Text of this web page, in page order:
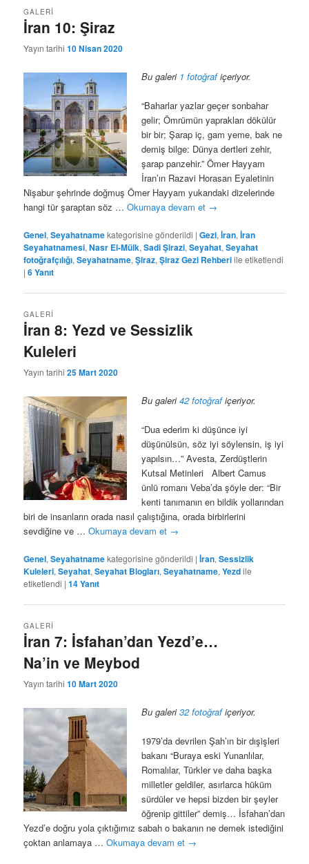
İran 10: Şiraz
GALERI
Yayın tarihi10 Nisan 2020
Bu galeri 1 fotoğrafiçeriyor.
“Baharlar yazlar geçer sonbahar
gelir; Ömrümün yaprakları dökülür
bir bir; Şarap iç, gam yeme, bak ne
demiş bilge: Dünya dertleri zehir,
şarap panzehir.” Ömer Hayyam
İran’ın Razavi Horasan Eyaletinin
Nişabur şehrinde doğmuş Ömer Hayyam yukarıdaki dizelerinde
hangi tür şaraptan söz …Okumaya devam et →
Genel,Seyahatnamekategorisine gönderildi |Gezi,İran,İran
Seyahatnamesi,Nasr El-Mülk,Sadi Şirazi,Seyahat,Seyahat
fotoğrafçılığı,Seyahatname,Şiraz,Şiraz Gezi Rehberiile etiketlendi
|6Yanıt
İran 8: Yezd ve Sessizlik
Kuleleri
GALERI
Yayın tarihi25 Mart 2020
Bu galeri42 fotoğrafiçeriyor.
“Dua ederim ki düşünce iyi
düşünülsün, söz iyi söylensin, iş iyi
yapılsın…” Avesta, Zerdüştlerin
Kutsal Metinleri Albert Camus
ünlü romanı Veba’da şöyle der: “Bir
kenti tanımanın en bildik yollarından
biri de insanların orada nasıl çalıştığına, orada birbirlerini
sevdiğine ve …Okumaya devam et →
Genel,Seyahatnamekategorisine gönderildi |İran,Sessizlik
Kuleleri,Seyahat,Seyahat Blogları,Seyahatname,Yezdile
etiketlendi |14Yanıt
İran 7: İsfahan’dan Yezd’e…
Na’in ve Meybod
GALERI
Yayın tarihi10 Mart 2020
Bu galeri32 fotoğrafiçeriyor.
1979’da devrilen Şah’ın bir dışişleri
bakanı “Buraya eski Yunanlılar,
Romalılar, Türkler ve daha başka
milletler geldiler, asırlarca hüküm
sürdüler ve hepsi bizden bir şeyler
öğrenip gittiler” demiş… İsfahan’dan
Yezd’e doğru yola çıktığımız sabah o bakanın ne demek istediğini
çoktan anlamaya …Okumaya devam et →